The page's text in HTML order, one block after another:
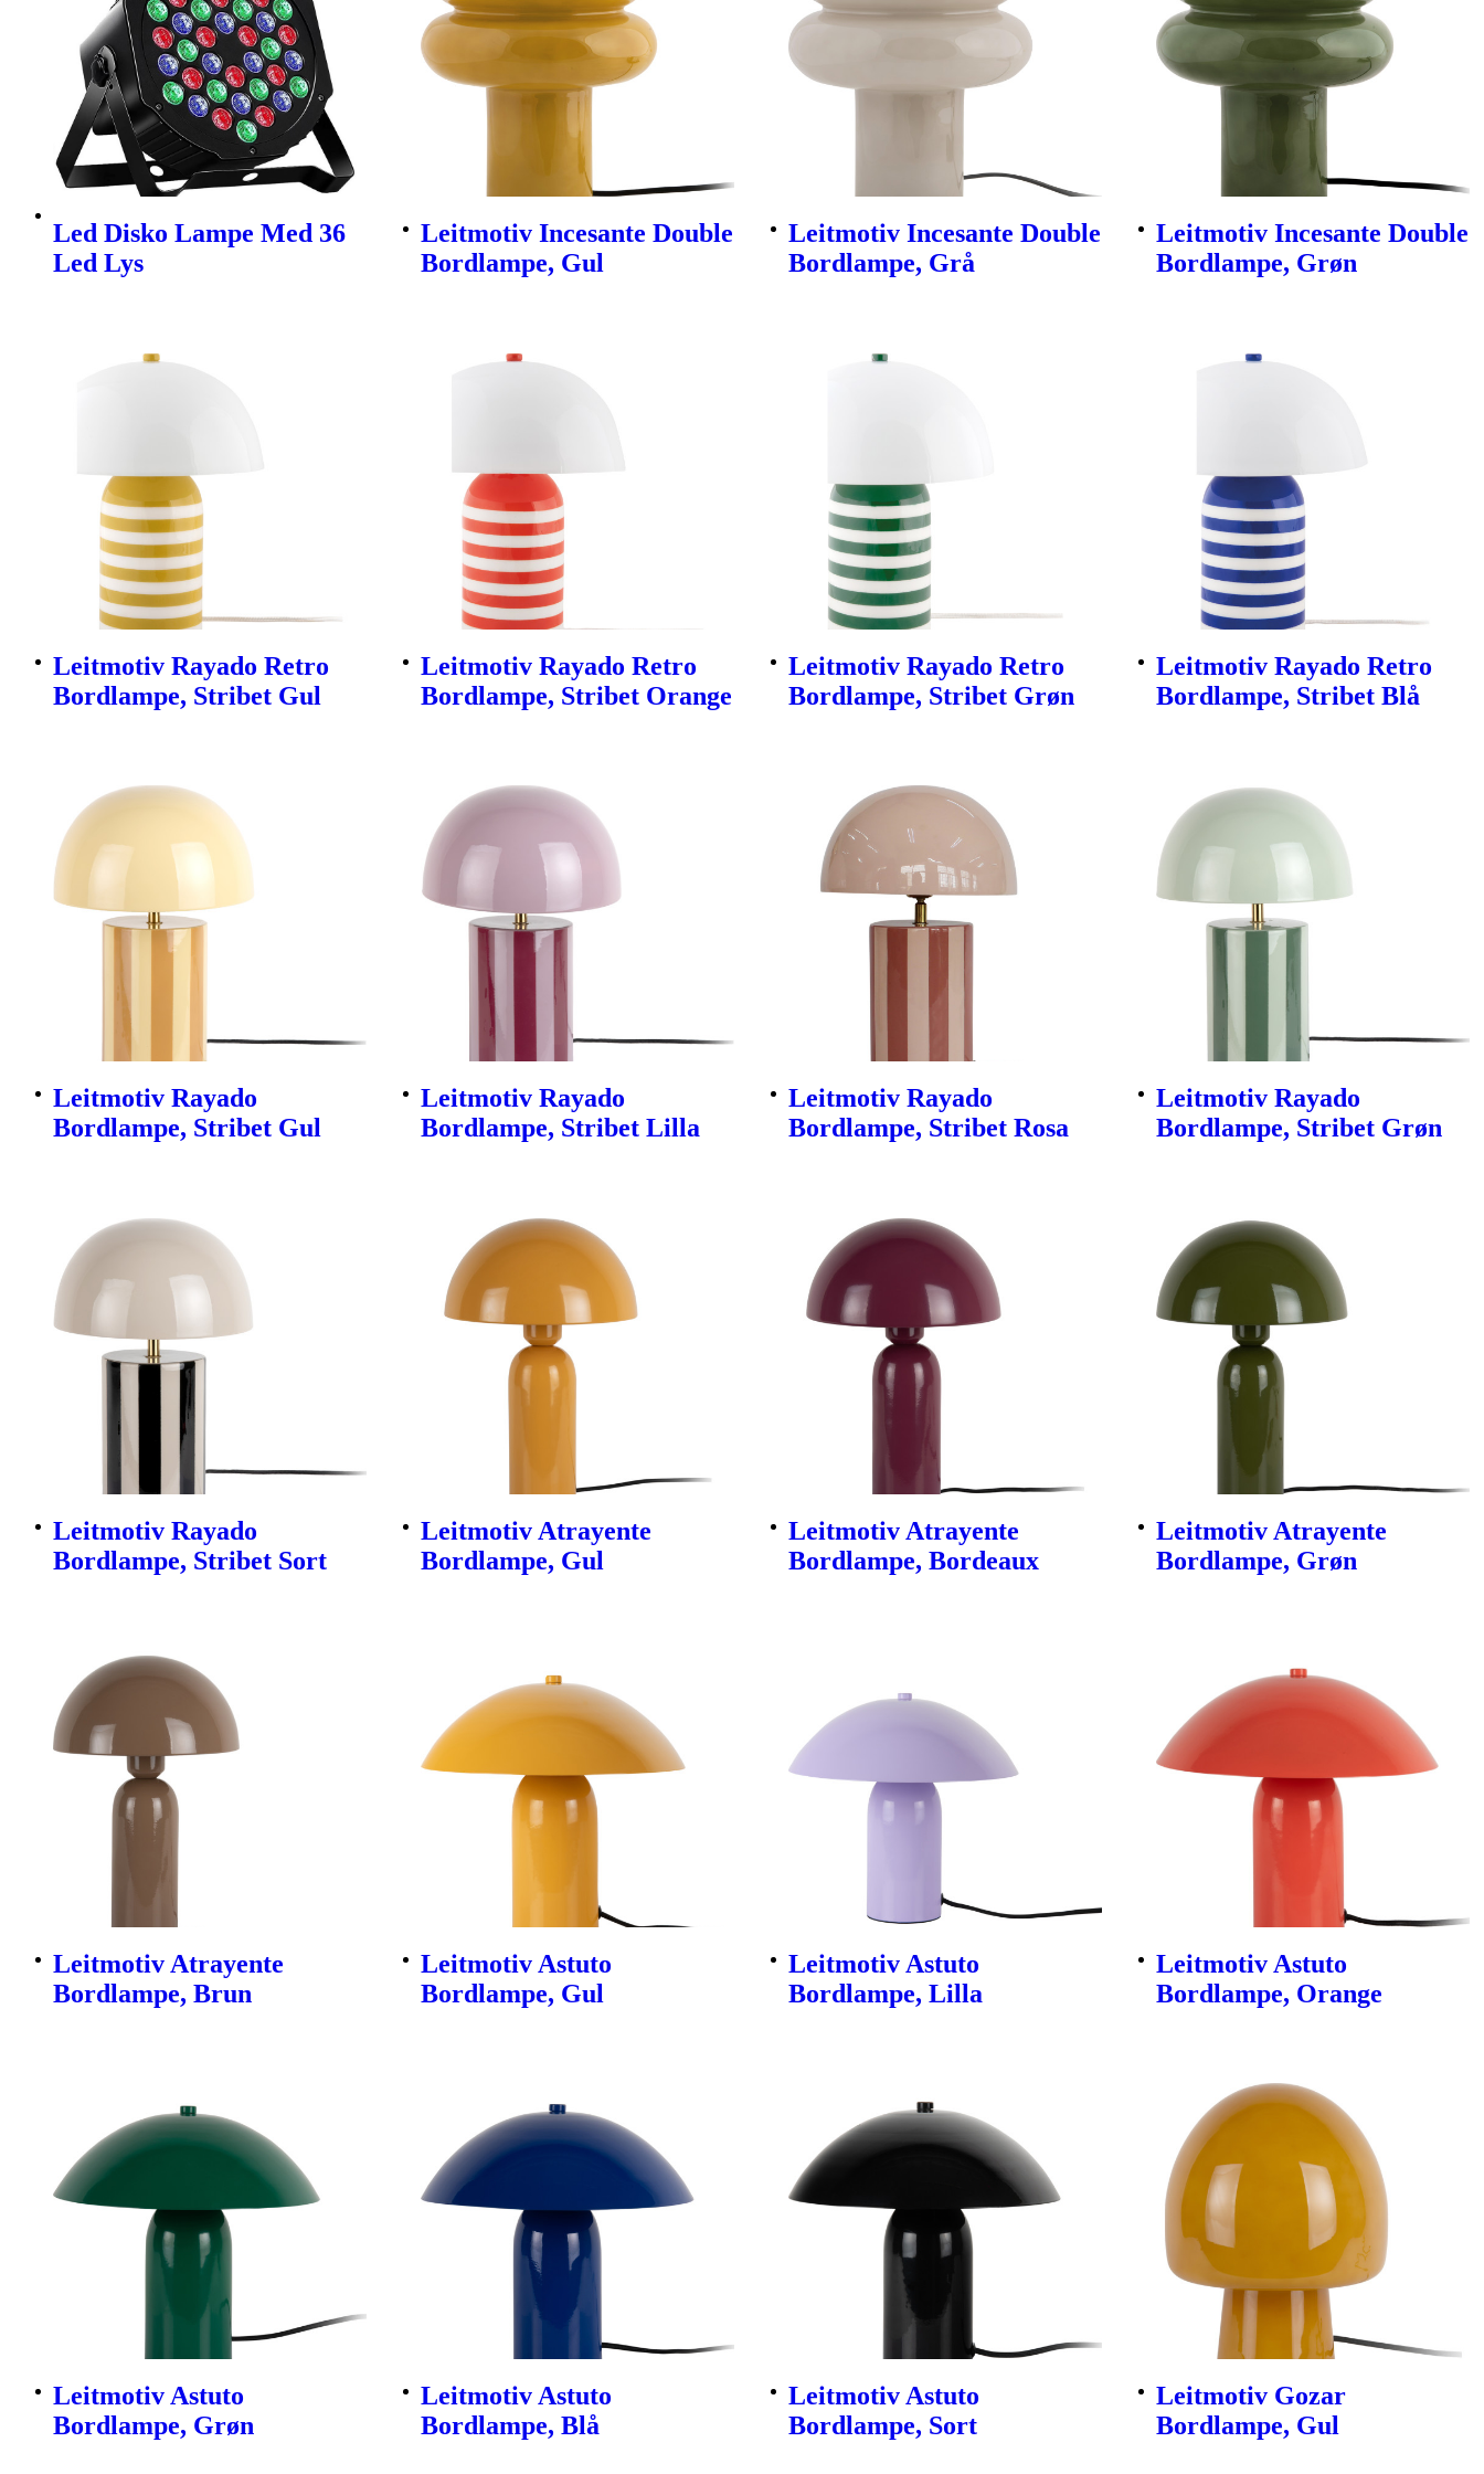
Led Disko Lampe Med 36
Led Lys
Leitmotiv Incesante Double
Bordlampe, Gul
Leitmotiv Incesante Double
Bordlampe, Grå
Leitmotiv Incesante Double
Bordlampe, Grøn
Leitmotiv Rayado Retro
Bordlampe, Stribet Gul
Leitmotiv Rayado Retro
Bordlampe, Stribet Orange
Leitmotiv Rayado Retro
Bordlampe, Stribet Grøn
Leitmotiv Rayado Retro
Bordlampe, Stribet Blå
Leitmotiv Rayado
Bordlampe, Stribet Gul
Leitmotiv Rayado
Bordlampe, Stribet Lilla
Leitmotiv Rayado
Bordlampe, Stribet Rosa
Leitmotiv Rayado
Bordlampe, Stribet Grøn
Leitmotiv Rayado
Bordlampe, Stribet Sort
Leitmotiv Atrayente
Bordlampe, Gul
Leitmotiv Atrayente
Bordlampe, Bordeaux
Leitmotiv Atrayente
Bordlampe, Grøn
Leitmotiv Atrayente
Bordlampe, Brun
Leitmotiv Astuto
Bordlampe, Gul
Leitmotiv Astuto
Bordlampe, Lilla
Leitmotiv Astuto
Bordlampe, Orange
Leitmotiv Astuto
Bordlampe, Grøn
Leitmotiv Astuto
Bordlampe, Blå
Leitmotiv Astuto
Bordlampe, Sort
Leitmotiv Gozar
Bordlampe, Gul